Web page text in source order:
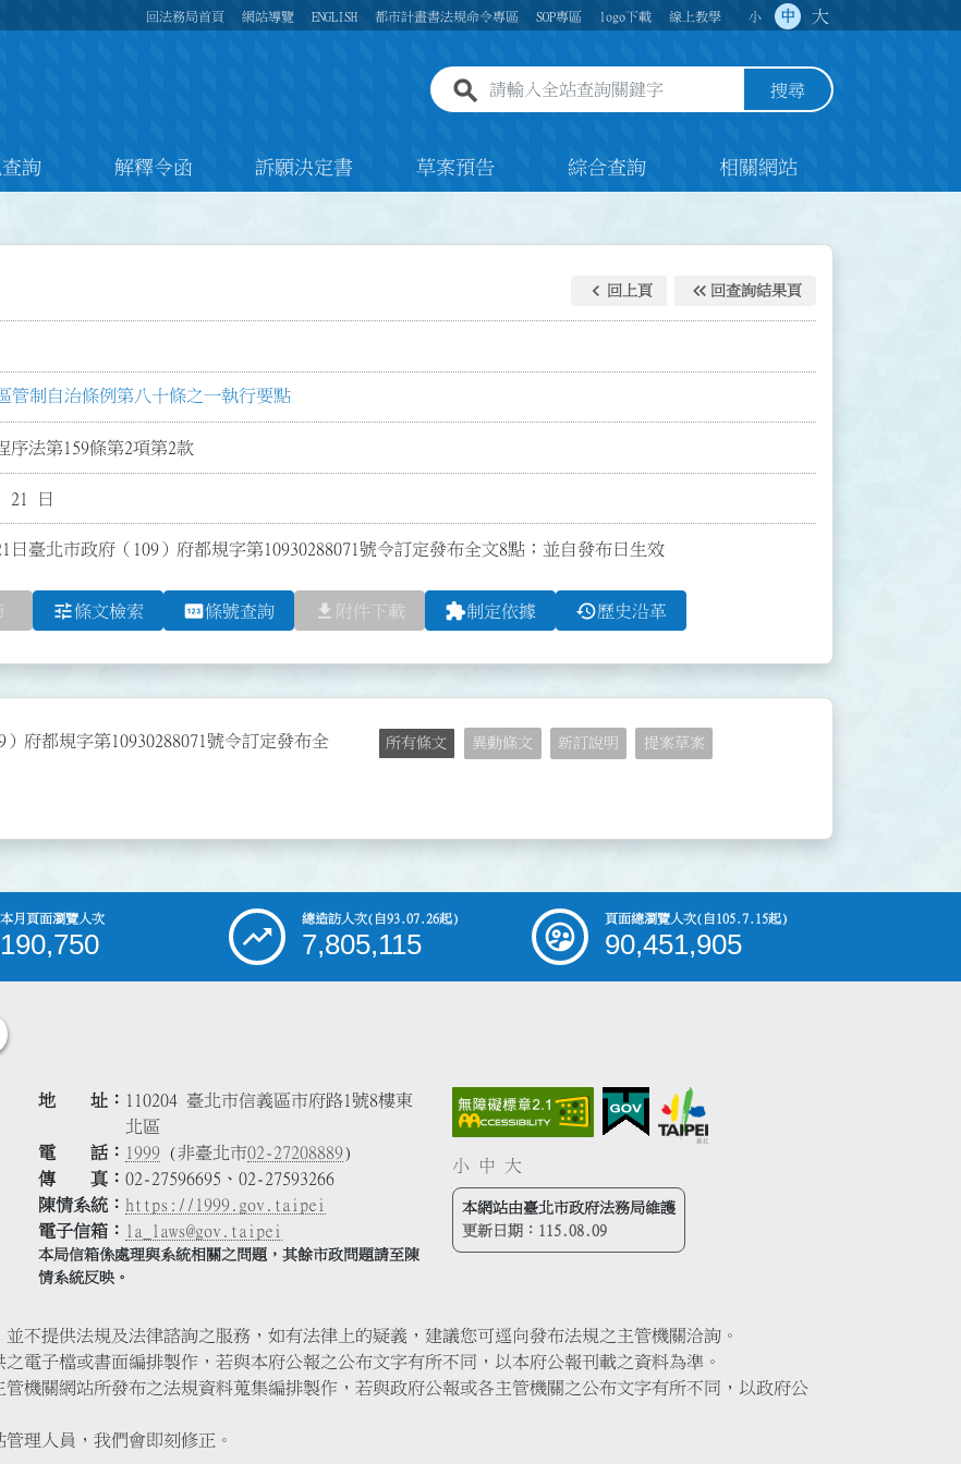
回法務局首頁 網站導覽 ENGLISH 都市計畫書法規命令專區 SOP專區 logo下載 線上教學 小 中 大
全站查詢關鍵字欄位 搜尋
詢 解釋令函 訴願決定書 草案預告 綜合查詢 相關網站
keyboard_arrow_left 回上頁 keyboard_double_arrow_left 回查詢結果頁
管制自治條例第八十條之一執行要點
序法第159條第2項第2款
21 日
日臺北市政府（109）府都規字第10930288071號令訂定發布全文8點；並自發布日生效
tune條文檢索 pin條號查詢 file_download 附件下載 extension制定依據 history歷史沿革
府都規字第10930288071號令訂定發布全
所有條文 異動條文 新訂說明 提案草案
本月頁面瀏覽人次
190,750
總造訪人次(自93.07.26起)
7,805,115
頁面總瀏覽人次(自105.7.15起)
90,451,905
地 址
110204 臺北市信義區市府路1號8樓東
北區
電 話
1999 (非臺北市02-27208889)
傳 真
02-27596695、02-27593266
陳情系統
https://1999.gov.taipei
電子信箱
la_laws@gov.taipei
本局信箱係處理與系統相關之問題，其餘市政問題請至陳
情系統反映。
小 中 大
本網站由臺北市政府法務局維護
更新日期： 115.08.09
不提供法規及法律諮詢之服務，如有法律上的疑義，建議您可逕向發布法規之主管機關洽詢。
電子檔或書面編排製作，若與本府公報之公布文字有所不同，以本府公報刊載之資料為準。
機關網站所發布之法規資料蒐集編排製作，若與政府公報或各主管機關之公布文字有所不同，以政府公
理人員，我們會即刻修正。